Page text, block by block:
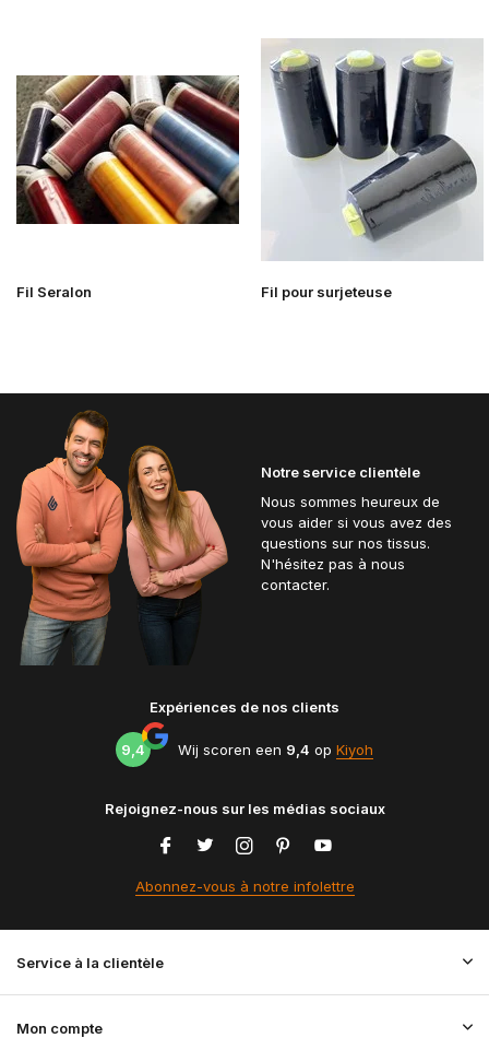
Fil Seralon Fil pour surjeteuse
Notre service clientèle
Nous sommes heureux de
vous aider si vous avez des
questions sur nos tissus.
N'hésitez pas à nous
contacter.
Expériences de nos clients
9,4 Wij scoren een 9,4 op Kiyoh
Rejoignez-nous sur les médias sociaux
Abonnez-vous à notre infolettre
Service à la clientèle
Mon compte